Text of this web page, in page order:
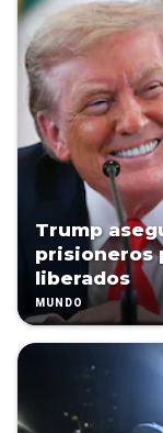
Trump
prisioneros
liberados
MUNDO